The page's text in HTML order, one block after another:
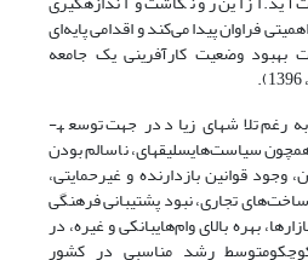
فراوان پیدا می‌کند و اقدامی پایه‌ای
بهبود وضعیت کارآفرینی یک جامعه
در طول چند سال گذشته به رغم تلاشهای زیاد در جهت توسعه­
سیاست‌های­سلیقه­ای، ناسالم بودن
وجود قوانین بازدارنده و غیرحمایتی،
تجاری، نبود پشتیبانی فرهنگی
بهره بالای وام‌های­بانکی و غیره، در
رشد مناسبی در کشور